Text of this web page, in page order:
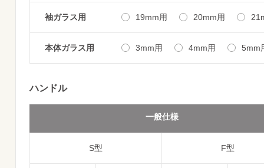
袖ガラス用 19mm用 20mm用
本体ガラス用 3mm用 4mm用 5mm
ハンドル
一般仕様
S型 F型